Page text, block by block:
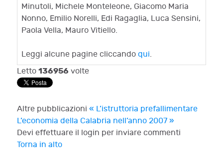
Minutoli, Michele Monteleone, Giacomo Maria
Nonno, Emilio Norelli, Edi Ragaglia, Luca Sensini,
Paola Vella, Mauro Vitiello.
Leggi alcune pagine cliccando qui.
Letto 136956 volte
Altre pubblicazioni « L’istruttoria prefallimentare
L’economia della Calabria nell’anno 2007 »
Devi effettuare il login per inviare commenti
Torna in alto